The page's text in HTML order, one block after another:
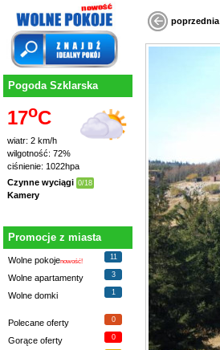
Pogoda Szklarska
17oC
wiatr: 2 km/h
wilgotność: 72%
ciśnienie: 1022hpa
Czynne wyciągi 0/18
Kamery
Promocje z miasta
Wolne pokojenowość!
11
Wolne apartamenty 3
Wolne domki 1
Polecane oferty 0
Gorące oferty 0
poprzednia